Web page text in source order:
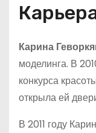
Карина
моделинга. В
конкурса
открыла ей
В 2011 году